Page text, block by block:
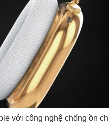
với công nghệ chống ồn